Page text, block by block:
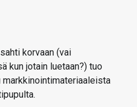
korvaan (vai
kun jotain luetaan?) tuo
markkinointimateriaaleista